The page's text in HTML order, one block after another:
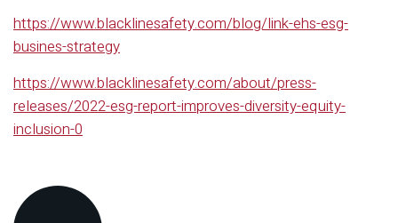
https://www.blacklinesafety.com/blog/link-ehs-esg-
busines-strategy
https://www.blacklinesafety.com/about/press-
releases/2022-esg-report-improves-diversity-equity-
inclusion-0